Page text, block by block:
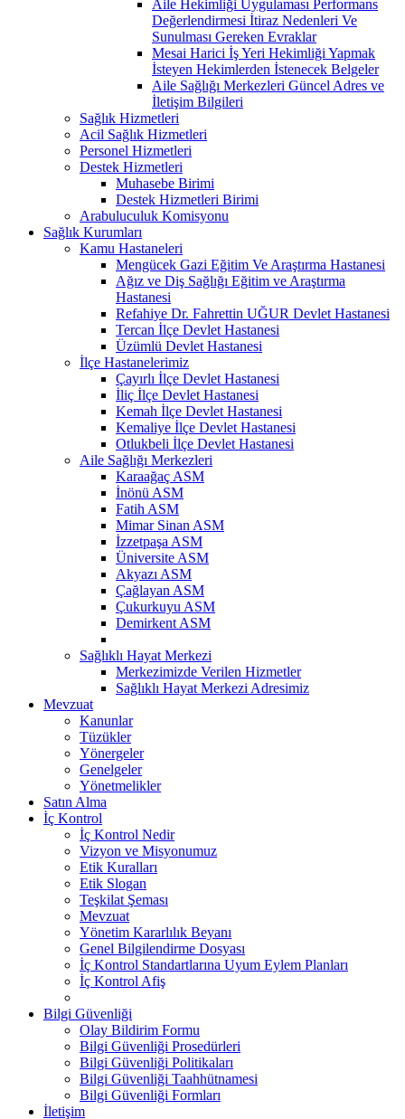
Aile Hekimliği Uygulaması Performans
Değerlendirmesi İtiraz Nedenleri Ve
Sunulması Gereken Evraklar
Mesai Harici İş Yeri Hekimliği Yapmak
İsteyen Hekimlerden İstenecek Belgeler
Aile Sağlığı Merkezleri Güncel Adres ve
İletişim Bilgileri
Sağlık Hizmetleri
Acil Sağlık Hizmetleri
Personel Hizmetleri
Destek Hizmetleri
Muhasebe Birimi
Destek Hizmetleri Birimi
Arabuluculuk Komisyonu
Sağlık Kurumları
Kamu Hastaneleri
Mengücek Gazi Eğitim Ve Araştırma Hastanesi
Ağız ve Diş Sağlığı Eğitim ve Araştırma
Hastanesi
Refahiye Dr. Fahrettin UĞUR Devlet Hastanesi
Tercan İlçe Devlet Hastanesi
Üzümlü Devlet Hastanesi
İlçe Hastanelerimiz
Çayırlı İlçe Devlet Hastanesi
İliç İlçe Devlet Hastanesi
Kemah İlçe Devlet Hastanesi
Kemaliye İlçe Devlet Hastanesi
Otlukbeli İlçe Devlet Hastanesi
Aile Sağlığı Merkezleri
Karaağaç ASM
İnönü ASM
Fatih ASM
Mimar Sinan ASM
İzzetpaşa ASM
Üniversite ASM
Akyazı ASM
Çağlayan ASM
Çukurkuyu ASM
Demirkent ASM
Sağlıklı Hayat Merkezi
Merkezimizde Verilen Hizmetler
Sağlıklı Hayat Merkezi Adresimiz
Mevzuat
Kanunlar
Tüzükler
Yönergeler
Genelgeler
Yönetmelikler
Satın Alma
İç Kontrol
İç Kontrol Nedir
Vizyon ve Misyonumuz
Etik Kuralları
Etik Slogan
Teşkilat Şeması
Mevzuat
Yönetim Kararlılık Beyanı
Genel Bilgilendirme Dosyası
İç Kontrol Standartlarına Uyum Eylem Planları
İç Kontrol Afiş
Bilgi Güvenliği
Olay Bildirim Formu
Bilgi Güvenliği Prosedürleri
Bilgi Güvenliği Politikaları
Bilgi Güvenliği Taahhütnamesi
Bilgi Güvenliği Formları
İletişim